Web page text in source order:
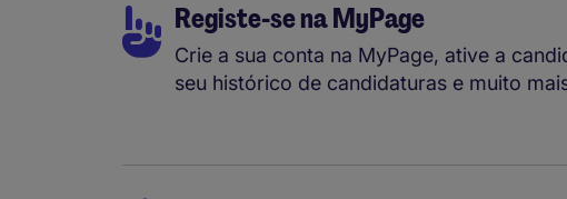
Registe-se na MyPage
Crie a sua conta na MyPage, ative a
seu histórico de candidaturas e muito